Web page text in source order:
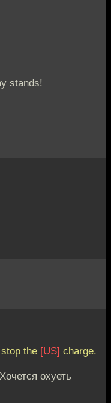
stands!
the [US] charge.
охуеть